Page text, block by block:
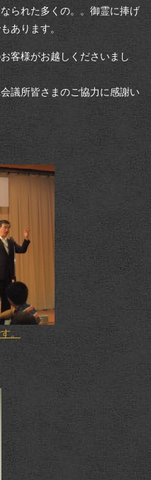
られた多くの。。御霊に捧げ
あります。
客様がお越しくださいまし
議所皆さまのご協力に感謝い
。